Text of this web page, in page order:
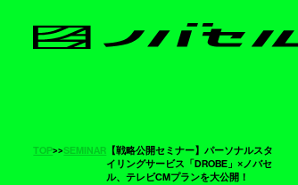
TOP>>SEMINAR 【戦略公開セミナー】パーソナルスタ
イリングサービス「DROBE」×ノバセ
ル、テレビCMプランを大公開！